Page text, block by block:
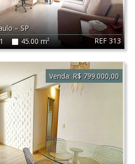
REF 313
–SP
45.00 m²
Venda: R$ 799.000,00